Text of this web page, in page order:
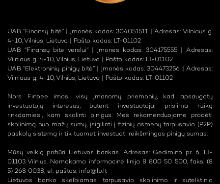
UAB “Finansų bitė” | Įmonės kodas: 304051511 | Adresas: Vilniaus g.
4-10, Vilnius, Lietuva | Pašto kodas: LT-01102
UAB “Finansų bitė verslui” | Įmonės kodas: 304175555 | Adresas:
Vilniaus g. 4-10, Vilnius, Lietuva | Pašto kodas: LT-01102
UAB “Elektroninių pinigų bitė” | Įmonės kodas: 304473256 | Adresas:
Vilniaus g. 4-10, Vilnius, Lietuva | Pašto kodas: LT-01102
Nors Finbee imasi visų įmanomų priemonių, kad apsaugotų
investuotojų interesus, būtent investuotojai prisiima riziką
rinkdamiesi, kam skolinti pinigus. Mes rekomenduojame pradėti
skolinimą nuo mažų sumų, įsigilinti į fizinių asmenų tarpusavio (P2P)
paskolų sistemą ir tik tuomet investuoti reikšmingas pinigų sumas.
Mūsų veiklą prižiūri Lietuvos bankas. Adresas: Gedimino pr. 6, LT-
01103 Vilnius. Nemokama informacinė linija 8 800 50 500, faks. (8
5) 268 0038, el. paštas: info@lb.lt
Lietuvos banko skelbiamas tarpusavio skolinimo ir sutelktinio